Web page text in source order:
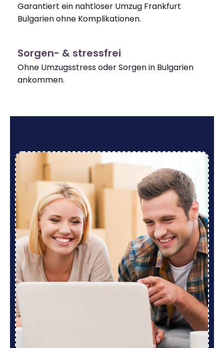
Garantiert ein nahtloser Umzug Frankfurt
Bulgarien ohne Komplikationen.
Sorgen- & stressfrei
Ohne Umzugsstress oder Sorgen in Bulgarien
ankommen.